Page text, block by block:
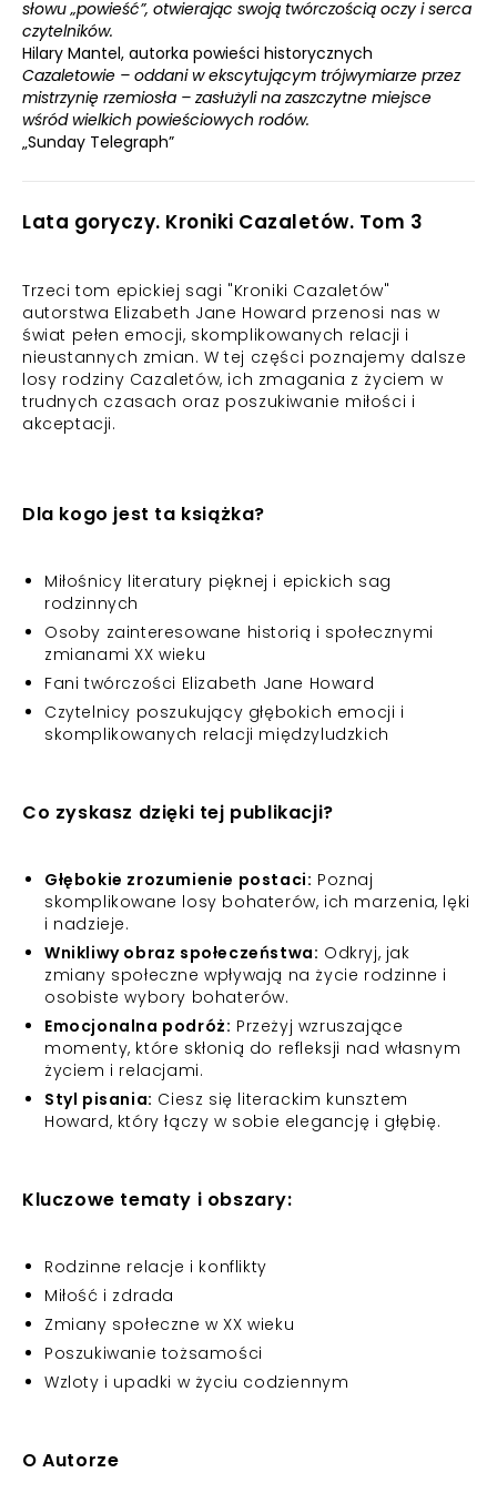
słowu „powieść”, otwierając swoją twórczością oczy i serca
czytelników.
Hilary Mantel, autorka powieści historycznych
Cazaletowie – oddani w ekscytującym trójwymiarze przez
mistrzynię rzemiosła – zasłużyli na zaszczytne miejsce
wśród wielkich powieściowych rodów.
„Sunday Telegraph”
Lata goryczy. Kroniki Cazaletów. Tom 3
Trzeci tom epickiej sagi "Kroniki Cazaletów"
autorstwa Elizabeth Jane Howard przenosi nas w
świat pełen emocji, skomplikowanych relacji i
nieustannych zmian. W tej części poznajemy dalsze
losy rodziny Cazaletów, ich zmagania z życiem w
trudnych czasach oraz poszukiwanie miłości i
akceptacji.
Dla kogo jest ta książka?
Miłośnicy literatury pięknej i epickich sag
rodzinnych
Osoby zainteresowane historią i społecznymi
zmianami XX wieku
Fani twórczości Elizabeth Jane Howard
Czytelnicy poszukujący głębokich emocji i
skomplikowanych relacji międzyludzkich
Co zyskasz dzięki tej publikacji?
Głębokie zrozumienie postaci: Poznaj
skomplikowane losy bohaterów, ich marzenia, lęki
i nadzieje.
Wnikliwy obraz społeczeństwa: Odkryj, jak
zmiany społeczne wpływają na życie rodzinne i
osobiste wybory bohaterów.
Emocjonalna podróż: Przeżyj wzruszające
momenty, które skłonią do refleksji nad własnym
życiem i relacjami.
Styl pisania: Ciesz się literackim kunsztem
Howard, który łączy w sobie elegancję i głębię.
Kluczowe tematy i obszary:
Rodzinne relacje i konflikty
Miłość i zdrada
Zmiany społeczne w XX wieku
Poszukiwanie tożsamości
Wzloty i upadki w życiu codziennym
O Autorze